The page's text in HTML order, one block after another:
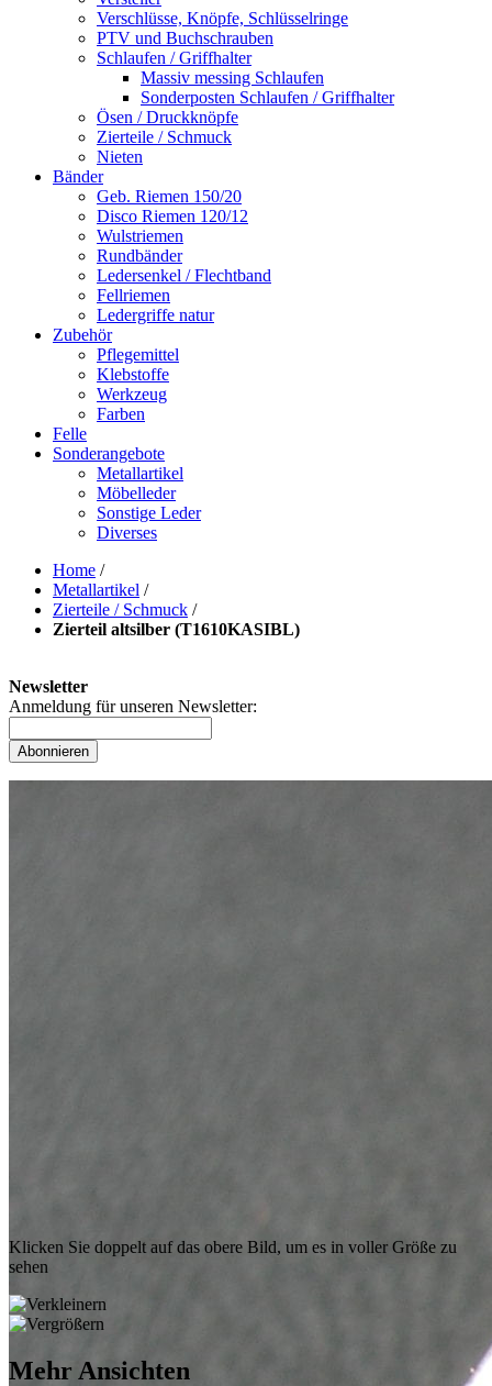
Verschlüsse, Knöpfe, Schlüsselringe
PTV und Buchschrauben
Schlaufen / Griffhalter
Massiv messing Schlaufen
Sonderposten Schlaufen / Griffhalter
Ösen / Druckknöpfe
Zierteile / Schmuck
Nieten
Bänder
Geb. Riemen 150/20
Disco Riemen 120/12
Wulstriemen
Rundbänder
Ledersenkel / Flechtband
Fellriemen
Ledergriffe natur
Zubehör
Pflegemittel
Klebstoffe
Werkzeug
Farben
Felle
Sonderangebote
Metallartikel
Möbelleder
Sonstige Leder
Diverses
Home /
Metallartikel /
Zierteile / Schmuck /
Zierteil altsilber (T1610KASIBL)
Newsletter
Anmeldung für unseren Newsletter:
Abonnieren
Klicken Sie doppelt auf das obere Bild, um es in voller Größe zu
sehen
Mehr Ansichten